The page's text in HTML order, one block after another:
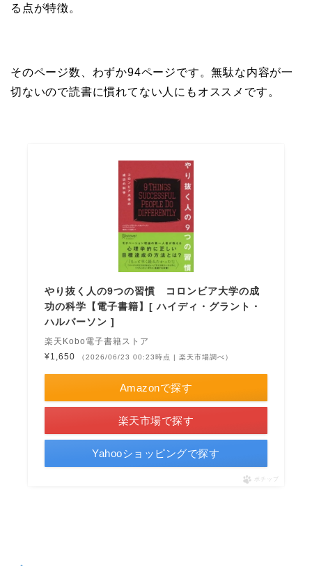
る点が特徴。
そのページ数、わずか94ページです。無駄な内容が一
切ないので読書に慣れてない人にもオススメです。
やり抜く人の9つの習慣 コロンビア大学の成
功の科学【電子書籍】[ ハイディ・グラント・
ハルバーソン ]
楽天Kobo電子書籍ストア
¥1,650
（2026/06/23 00:23時点 | 楽天市場調べ）
Amazonで探す
楽天市場で探す
Yahooショッピングで探す
ポチップ